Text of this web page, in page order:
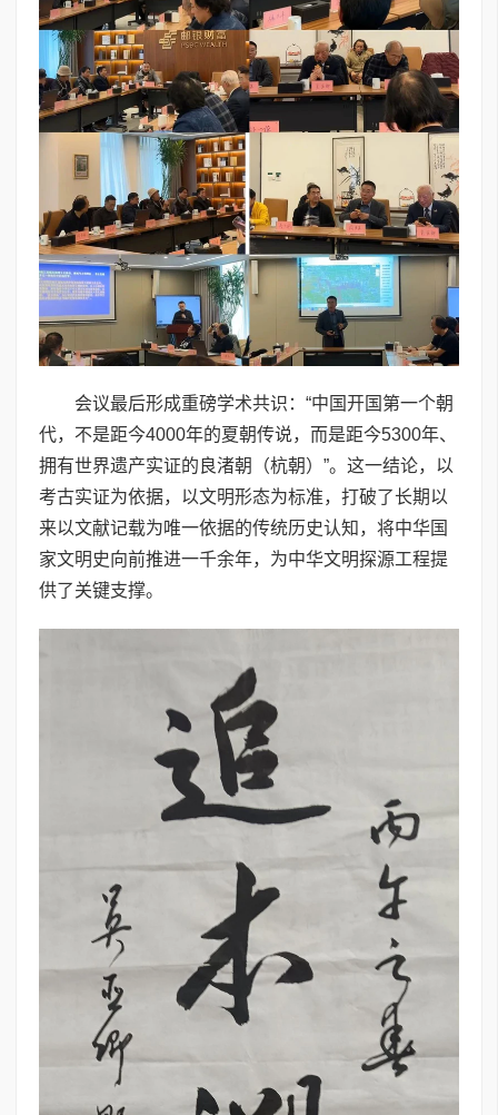
会议最后形成重磅学术共识：“中国开国第一个朝
代，不是距今4000年的夏朝传说，而是距今5300年、
拥有世界遗产实证的良渚朝（杭朝）”。这一结论，以
考古实证为依据，以文明形态为标准，打破了长期以
来以文献记载为唯一依据的传统历史认知，将中华国
家文明史向前推进一千余年，为中华文明探源工程提
供了关键支撑。